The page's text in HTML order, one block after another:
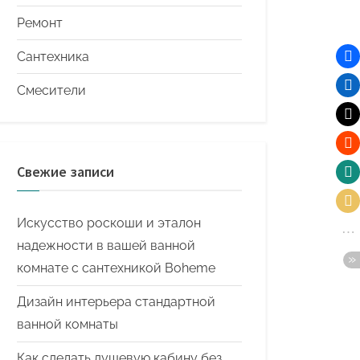
Ремонт
Сантехника
Смесители
Свежие записи
Искусство роскоши и эталон
надежности в вашей ванной
комнате с сантехникой Boheme
Дизайн интерьера стандартной
ванной комнаты